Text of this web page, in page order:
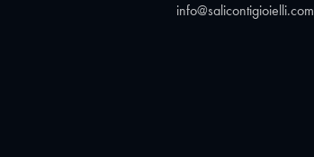
info@salicontigioielli.com